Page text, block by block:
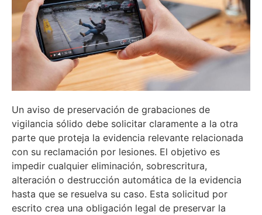
Un aviso de preservación de grabaciones de
vigilancia sólido debe solicitar claramente a la otra
parte que proteja la evidencia relevante relacionada
con su reclamación por lesiones. El objetivo es
impedir cualquier eliminación, sobrescritura,
alteración o destrucción automática de la evidencia
hasta que se resuelva su caso. Esta solicitud por
escrito crea una obligación legal de preservar la